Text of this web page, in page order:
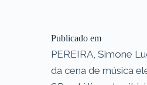
Publicado em
PEREIRA, Simone
da cena de música